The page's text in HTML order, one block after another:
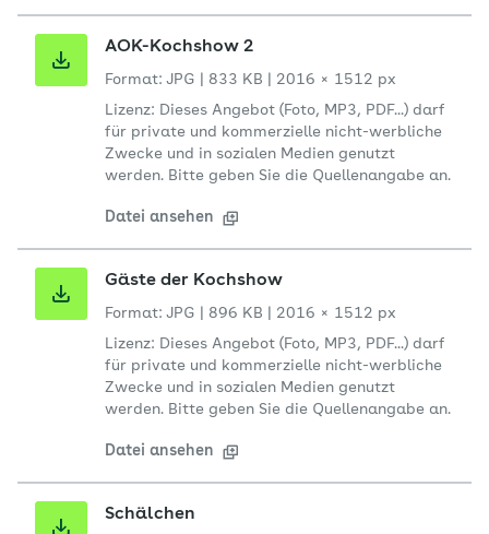
AOK-Kochshow 2
Format: JPG 833 KB
2016 × 1512 px
Lizenz: Dieses Angebot (Foto, MP3, PDF...) darf
für private und kommerzielle nicht-werbliche
Zwecke und in sozialen Medien genutzt
werden. Bitte geben Sie die Quellenangabe an.
Datei ansehen
Gäste der Kochshow
Format: JPG 896 KB
2016 × 1512 px
Lizenz: Dieses Angebot (Foto, MP3, PDF...) darf
für private und kommerzielle nicht-werbliche
Zwecke und in sozialen Medien genutzt
werden. Bitte geben Sie die Quellenangabe an.
Datei ansehen
Schälchen